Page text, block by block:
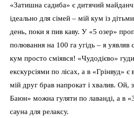
«Затишна садиба» є дитячий
ідеально для сімей – мій кум із
день, поки я пив каву. У «5 озер»
полювання на 100 га угідь – я уявляв
кум просто сміявся! «Чудодієво»
екскурсіями по лісах, а в «Грінвуд» є
мій друг брав напрокат і хвалив. Ой,
Баюн» можна гуляти по лаванді, а в
сауна для релаксу.